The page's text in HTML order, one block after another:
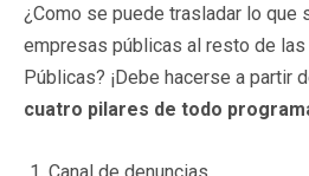
¿Como se puede trasladar lo que
empresas públicas al resto de
Públicas? ¡Debe hacerse a partir
cuatro pilares de todo
Canal de denuncias